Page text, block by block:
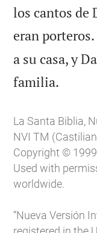
los cantos de
eran porteros.
a su casa, y
familia.
La Santa Biblia,
NVI TM
Copyright ©
Used with
worldwide.
“Nueva Versión